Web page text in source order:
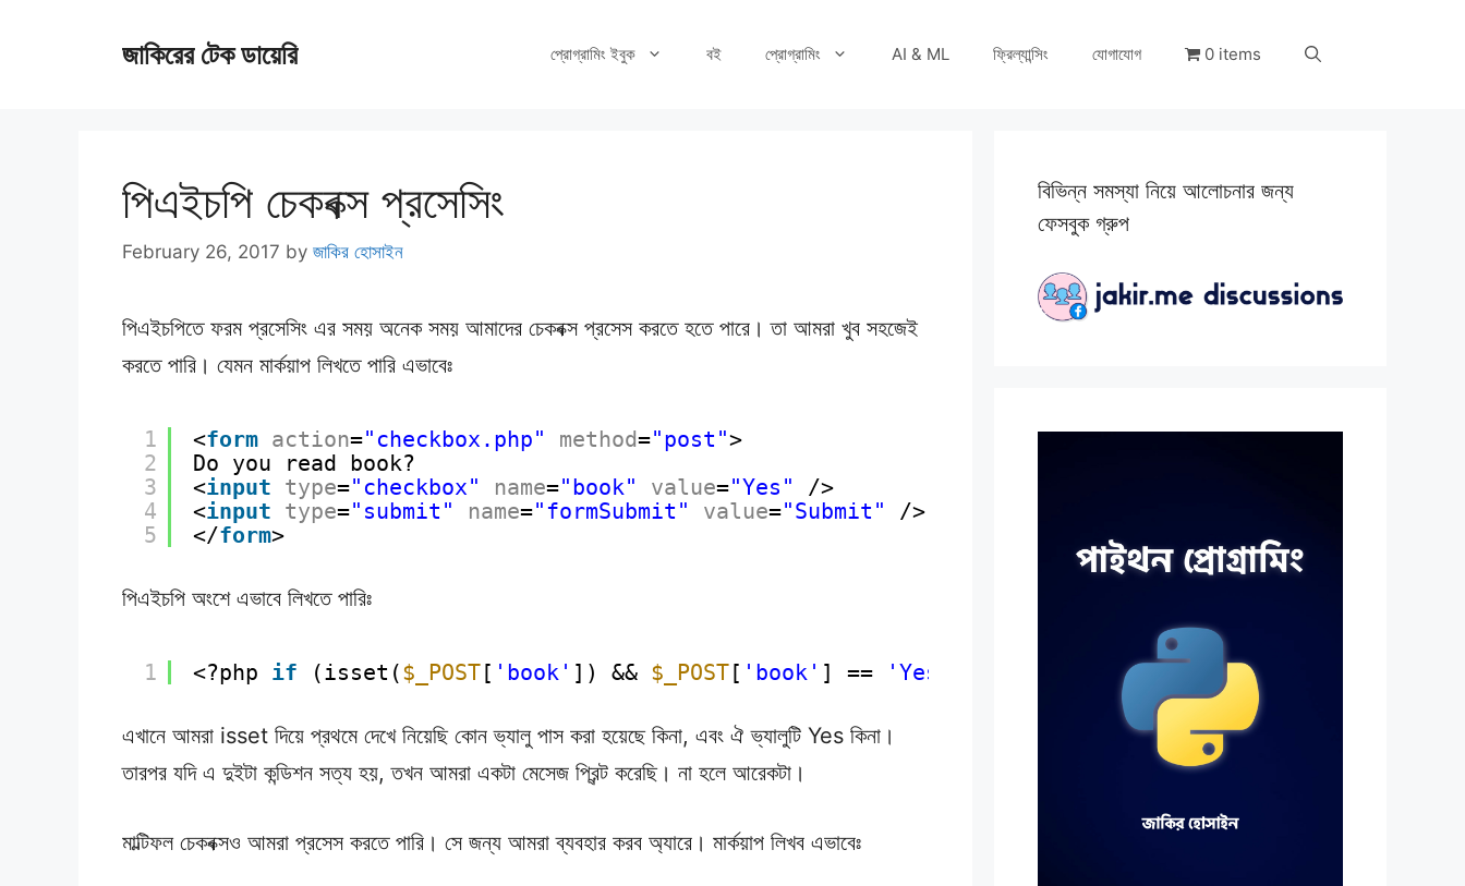
জাকিরের টেক ডায়েরি প্রোগ্রামিং ইবুক বই প্রোগ্রামিং AI & ML ফ্রিল্যান্সিং যোগাযোগ 0 items
পিএইচপি চেকবক্স প্রসেসিং
February 26, 2017 by জাকির হোসাইন
পিএইচপিতে ফরম প্রসেসিং এর সময় অনেক সময় আমাদের চেকবক্স প্রসেস করতে হতে পারে। তা আমরা খুব সহজেই
করতে পারি। যেমন মার্কয়াপ লিখতে পারি এভাবেঃ
1
2
3
4
5
<form action="checkbox.php" method="post">
Do you read book?
<input type="checkbox" name="book" value="Yes"
/>
<input type="submit" name="formSubmit" value="Submit"
/>
</form>
পিএইচপি অংশে এভাবে লিখতে পারিঃ
1 <?php if (isset($_POST[ 'book' ]) && $_POST[ 'book' ] == 'Yes' "Awesome! You love to read
এখানে আমরা isset দিয়ে প্রথমে দেখে নিয়েছি কোন ভ্যালু পাস করা হয়েছে কিনা, এবং ঐ ভ্যালুটি Yes কিনা।
তারপর যদি এ দুইটা কন্ডিশন সত্য হয়, তখন আমরা একটা মেসেজ প্রিন্ট করেছি। না হলে আরেকটা।
মাল্টিফল চেকবক্সও আমরা প্রসেস করতে পারি। সে জন্য আমরা ব্যবহার করব অ্যারে। মার্কয়াপ লিখব এভাবেঃ
বিভিন্ন সমস্যা নিয়ে আলোচনার জন্য
ফেসবুক গ্রুপ